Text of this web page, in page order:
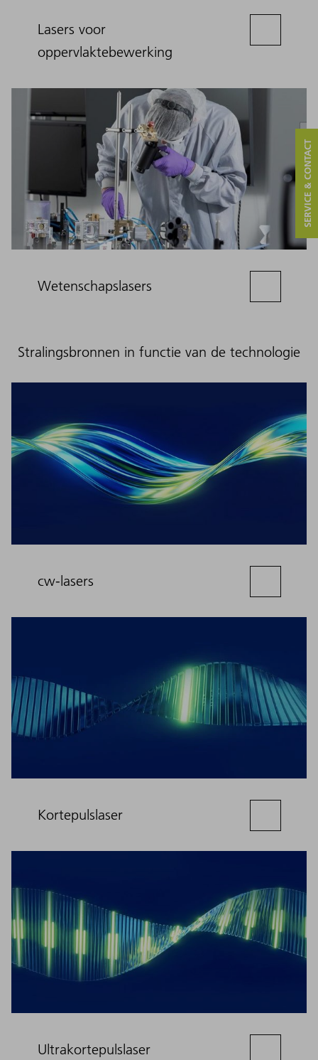
Lasers voor
oppervlaktebewerking
Wetenschapslasers
Stralingsbronnen in functie van de technologie
cw-lasers
Kortepulslaser
Ultrakortepulslaser
SERVICE & CONTACT